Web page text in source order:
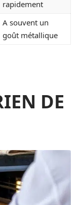
rapidement
A souvent un
goût métallique
DE